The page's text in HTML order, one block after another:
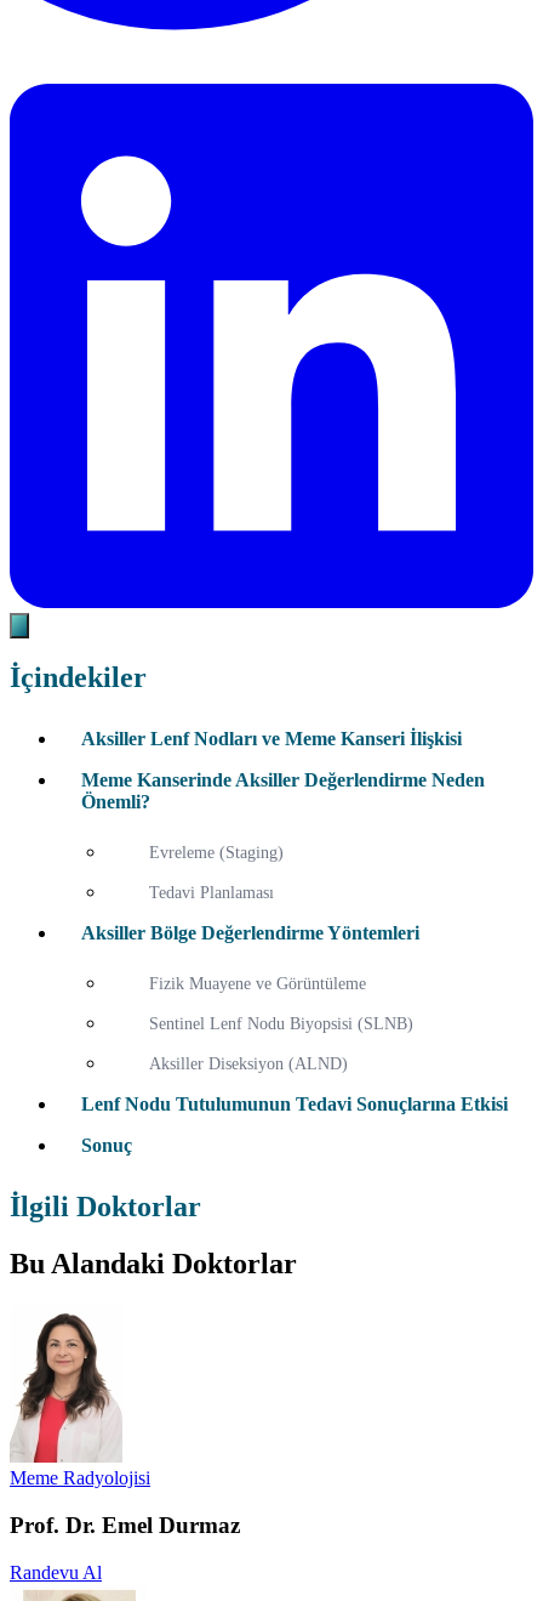
İçindekiler
Aksiller Lenf Nodları ve Meme Kanseri İlişkisi
Meme Kanserinde Aksiller Değerlendirme Neden
Önemli?
Evreleme (Staging)
Tedavi Planlaması
Aksiller Bölge Değerlendirme Yöntemleri
Fizik Muayene ve Görüntüleme
Sentinel Lenf Nodu Biyopsisi (SLNB)
Aksiller Diseksiyon (ALND)
Lenf Nodu Tutulumunun Tedavi Sonuçlarına Etkisi
Sonuç
İlgili Doktorlar
Bu Alandaki Doktorlar
Meme Radyolojisi
Prof. Dr. Emel Durmaz
Randevu Al